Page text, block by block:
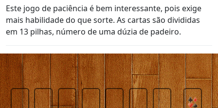
Este jogo de paciência é bem interessante, pois exige
mais habilidade do que sorte. As cartas são divididas
em 13 pilhas, número de uma dúzia de padeiro.